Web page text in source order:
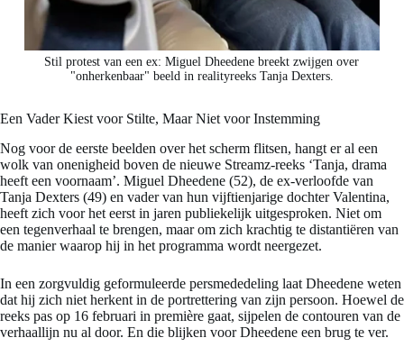
Stil protest van een ex: Miguel Dheedene breekt zwijgen over
"onherkenbaar" beeld in realityreeks Tanja Dexters.
Een Vader Kiest voor Stilte, Maar Niet voor Instemming
Nog voor de eerste beelden over het scherm flitsen, hangt er al een
wolk van onenigheid boven de nieuwe Streamz-reeks ‘Tanja, drama
heeft een voornaam’. Miguel Dheedene (52), de ex-verloofde van
Tanja Dexters (49) en vader van hun vijftienjarige dochter Valentina,
heeft zich voor het eerst in jaren publiekelijk uitgesproken. Niet om
een tegenverhaal te brengen, maar om zich krachtig te distantiëren van
de manier waarop hij in het programma wordt neergezet.
In een zorgvuldig geformuleerde persmededeling laat Dheedene weten
dat hij zich niet herkent in de portrettering van zijn persoon. Hoewel de
reeks pas op 16 februari in première gaat, sijpelen de contouren van de
verhaallijn nu al door. En die blijken voor Dheedene een brug te ver.